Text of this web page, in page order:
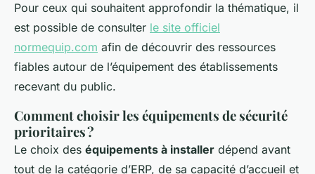
Pour ceux qui souhaitent approfondir la thématique, il
est possible de consulter le site officiel
normequip.com afin de découvrir des ressources
fiables autour de l’équipement des établissements
recevant du public.
Comment choisir les équipements de sécurité
prioritaires ?
Le choix des équipements à installer dépend avant
tout de la catégorie d’ERP, de sa capacité d’accueil et